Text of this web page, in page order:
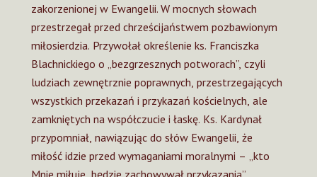
zakorzenionej w Ewangelii. W mocnych słowach
przestrzegał przed chrześcijaństwem pozbawionym
miłosierdzia. Przywołał określenie ks. Franciszka
Blachnickiego o „bezgrzesznych potworach”, czyli
ludziach zewnętrznie poprawnych, przestrzegających
wszystkich przekazań i przykazań kościelnych, ale
zamkniętych na współczucie i łaskę. Ks. Kardynał
przypomniał, nawiązując do słów Ewangelii, że
miłość idzie przed wymaganiami moralnymi – „kto
Mnie miłuje, będzie zachowywał przykazania”.